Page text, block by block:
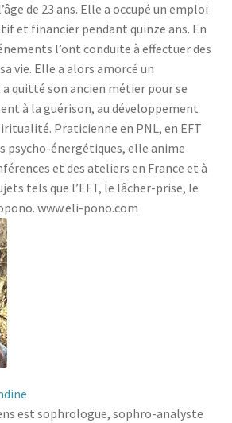
de 23 ans. Elle a occupé un emploi
et financier pendant quinze ans. En
l’ont conduite à effectuer des
vie. Elle a alors amorcé un
quitté son ancien métier pour se
à la guérison, au développement
Praticienne en PNL, en EFT
psycho-énergétiques, elle anime
et des ateliers en France et à
tels que l’EFT, le lâcher-prise, le
www.eli-pono.com
est sophrologue, sophro-analyste